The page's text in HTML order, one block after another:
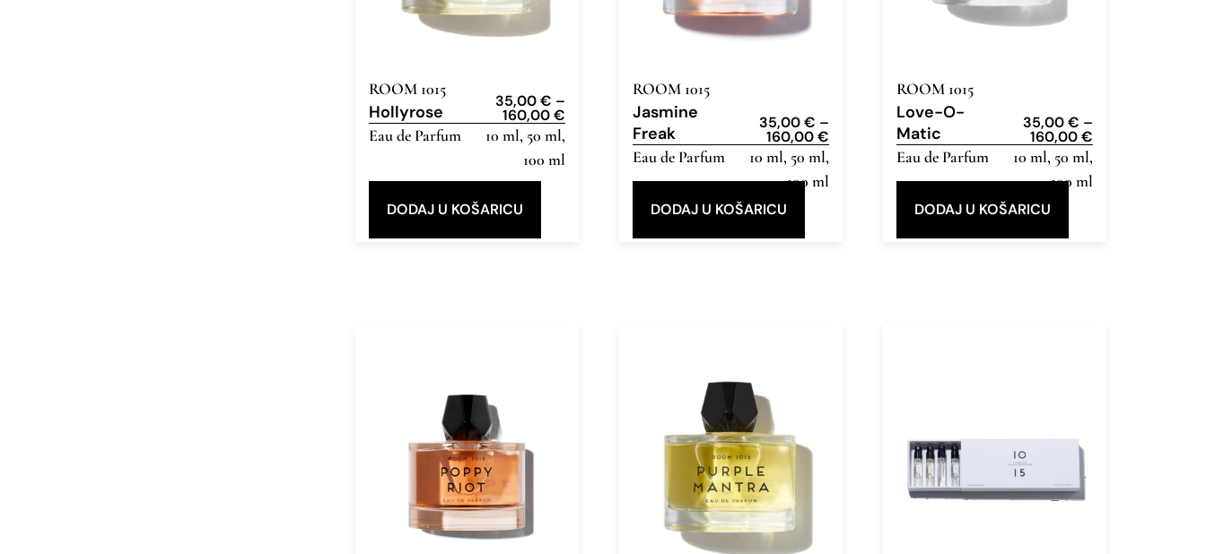
ROOM 1015
Hollyrose
35,00€ –
160,00€
Eau de Parfum
10 ml, 50 ml,
100 ml
DODAJ U KOŠARICU
ROOM 1015
Jasmine
Freak
35,00€ –
160,00€
Eau de Parfum
10 ml, 50 ml,
100 ml
DODAJ U KOŠARICU
ROOM 1015
Love-O-
Matic
35,00€ –
160,00€
Eau de Parfum
10 ml, 50 ml,
100 ml
DODAJ U KOŠARICU